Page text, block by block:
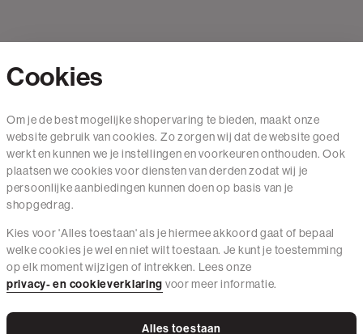
Mail ons
020 - 3412 650
Van maandag t/m vrijdag van 8.30 uur tot 18.00 uur.
Service
Wij zijn The Sting
Cookies
Om je de best mogelijke shopervaring te bieden, maakt onze
website gebruik van cookies. Zo zorgen wij dat de website goed
werkt en kunnen we je instellingen en voorkeuren onthouden. Ook
plaatsen we cookies voor diensten van derden zodat wij je
persoonlijke aanbiedingen kunnen doen op basis van je
shopgedrag.
Kies voor 'Alles toestaan' als je hiermee akkoord gaat of bepaal
welke cookies je wel en niet wilt toestaan. Je kunt je toestemming
op elk moment wijzigen of intrekken. Lees onze
privacy- en cookieverklaring voor meer informatie.
Alles toestaan